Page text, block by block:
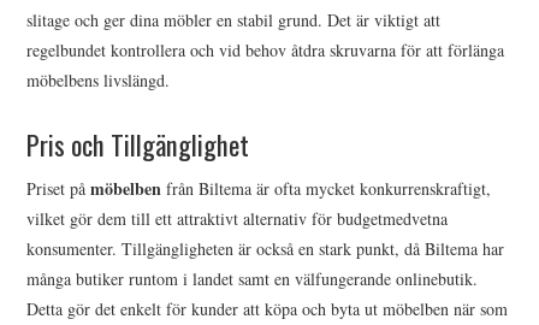
slitage och ger dina möbler en stabil grund. Det är viktigt att
regelbundet kontrollera och vid behov åtdra skruvarna för att förlänga
möbelbens livslängd.
Pris och Tillgänglighet
Priset påmöbelben från Biltema är ofta mycket konkurrenskraftigt,
vilket gör dem till ett attraktivt alternativ för budgetmedvetna
konsumenter. Tillgängligheten är också en stark punkt, då Biltema har
många butiker runtom i landet samt en välfungerande onlinebutik.
Detta gör det enkelt för kunder att köpa och byta ut möbelben när som